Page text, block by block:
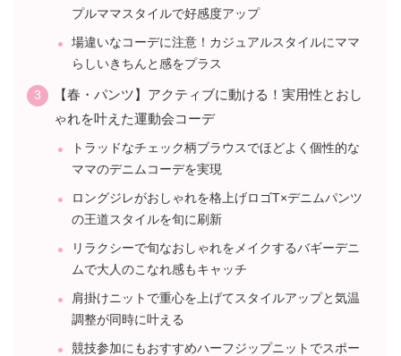
プルママスタイルで好感度アップ
場違いなコーデに注意！カジュアルスタイルにママ
らしいきちんと感をプラス
【春・パンツ】アクティブに動ける！実用性とおし
ゃれを叶えた運動会コーデ
トラッドなチェック柄ブラウスでほどよく個性的な
ママのデニムコーデを実現
ロングジレがおしゃれを格上げロゴT×デニムパンツ
の王道スタイルを旬に刷新
リラクシーで旬なおしゃれをメイクするバギーデニ
ムで大人のこなれ感もキャッチ
肩掛けニットで重心を上げてスタイルアップと気温
調整が同時に叶える
競技参加にもおすすめハーフジップニットでスポー